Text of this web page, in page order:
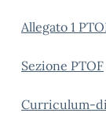
Allegato 1
Sezione PTOF
Curriculum-